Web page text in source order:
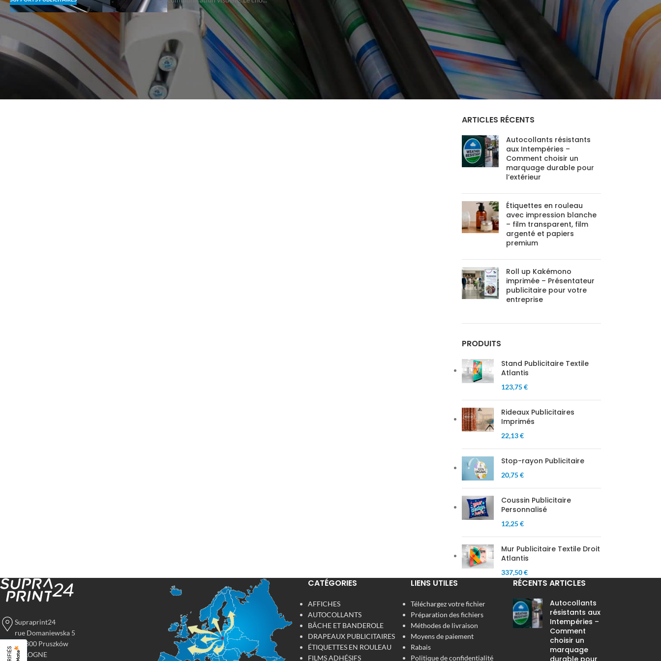
CONSEILS UTILES
IMPRESSION NUMÉRIQUE
(8)
PUBLICITÉ ÉVÉNEMENTIELLE
(4)
PUBLICITÉ EXTÉRIEURE
(2)
SUPPORTS PUBLICITAIRES
SYSTÈMES DE PUBLICITÉ
TECHNOLOGIES D'IMPRESSION
ARTICLES RÉCENTS
Autocollants résistants
aux Intempéries –
Comment choisir un
marquage durable pour
l’extérieur
Étiquettes en rouleau
avec impression blanche
– film transparent, film
argenté et papiers
premium
Roll up Kakémono
imprimée – Présentateur
publicitaire pour votre
entreprise
PRODUITS
Stand Publicitaire Textile
Atlantis
123,75 €
Rideaux Publicitaires
Imprimés
22,13 €
Stop-rayon Publicitaire
20,75 €
Coussin Publicitaire
Personnalisé
12,25 €
Mur Publicitaire Textile Droit
Atlantis
337,50 €
Supraprint24
rue Domaniewska 5
05-800 Pruszków
POLOGNE
CATÉGORIES
AFFICHES
AUTOCOLLANTS
BÂCHE ET BANDEROLE
DRAPEAUX PUBLICITAIRES
ÉTIQUETTES EN ROULEAU
FILMS ADHÉSIFS
LIENS UTILES
Téléchargez votre fichier
Préparation des fichiers
Méthodes de livraison
Moyens de paiement
Rabais
Politique de confidentialité
RÉCENTS ARTICLES
Autocollants
résistants aux
Intempéries –
Comment
choisir un
marquage
durable pour